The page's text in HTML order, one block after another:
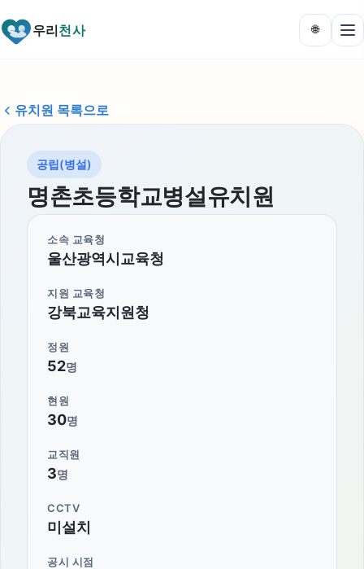
우리천사 🌐
유치원 목록으로
공립(병설)
명촌초등학교병설유치원
소속 교육청
울산광역시교육청
지원 교육청
강북교육지원청
정원
52명
현원
30명
교직원
3명
CCTV
미설치
공시 시점